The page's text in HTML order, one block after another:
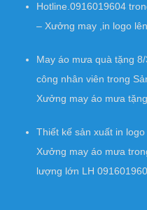
Hotline.0916019604
– Xưởng may ,in logo
May áo mưa quà tặng
công nhân viên trong
Xưởng may áo mưa
Thiết kế sản xuất in
Xưởng may áo mưa
lượng lớn LH